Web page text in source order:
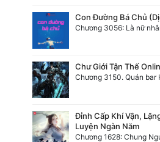
Con Đường Bá Chủ
Chương 3056: Là nữ
Chư Giới Tận Thế
Đỉnh Cấp Khí Vận,
Luyện Ngàn Năm